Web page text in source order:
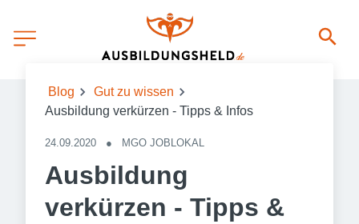
Blog
Gut zu wissen
Ausbildung verkürzen - Tipps & Infos
24.09.2020 ● MGO JOBLOKAL
Ausbildung
verkürzen - Tipps &